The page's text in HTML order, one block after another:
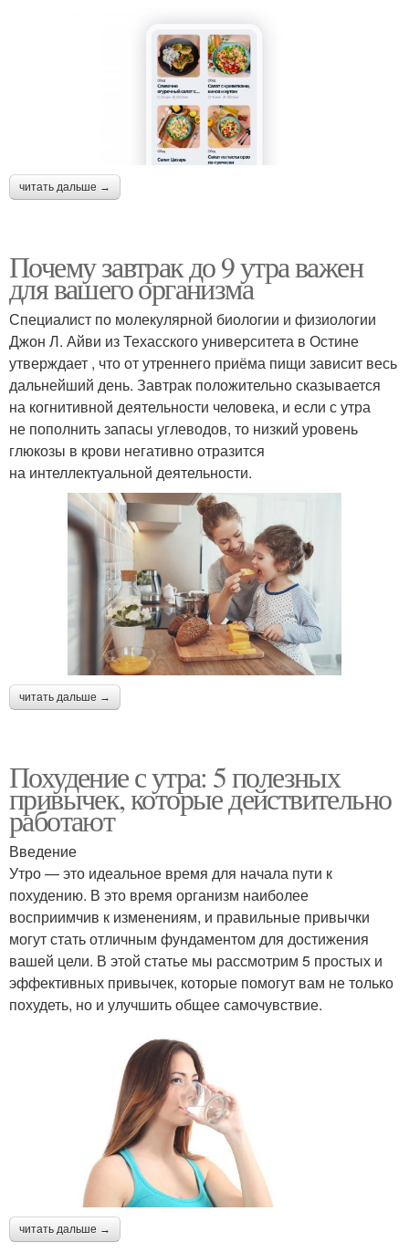
читать дальше →
Почему завтрак до 9 утра важен
для вашего организма
Специалист по молекулярной биологии и физиологии
Джон Л. Айви из Техасского университета в Остине
утверждает , что от утреннего приёма пищи зависит весь
дальнейший день. Завтрак положительно сказывается
на когнитивной деятельности человека, и если с утра
не пополнить запасы углеводов, то низкий уровень
глюкозы в крови негативно отразится
на интеллектуальной деятельности.
читать дальше →
Похудение с утра: 5 полезных
привычек, которые действительно
работают
Введение
Утро — это идеальное время для начала пути к
похудению. В это время организм наиболее
восприимчив к изменениям, и правильные привычки
могут стать отличным фундаментом для достижения
вашей цели. В этой статье мы рассмотрим 5 простых и
эффективных привычек, которые помогут вам не только
похудеть, но и улучшить общее самочувствие.
читать дальше →